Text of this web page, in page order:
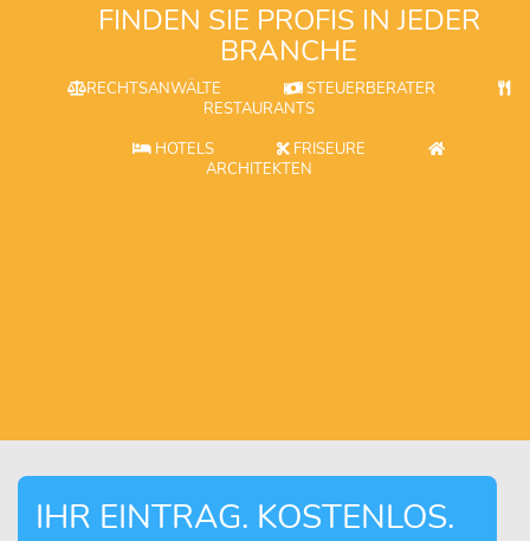
FINDEN SIE PROFIS IN JEDER
BRANCHE
RECHTSANWÄLTE
STEUERBERATER
RESTAURANTS
HOTELS
FRISEURE
ARCHITEKTEN
IHR EINTRAG. KOSTENLOS.